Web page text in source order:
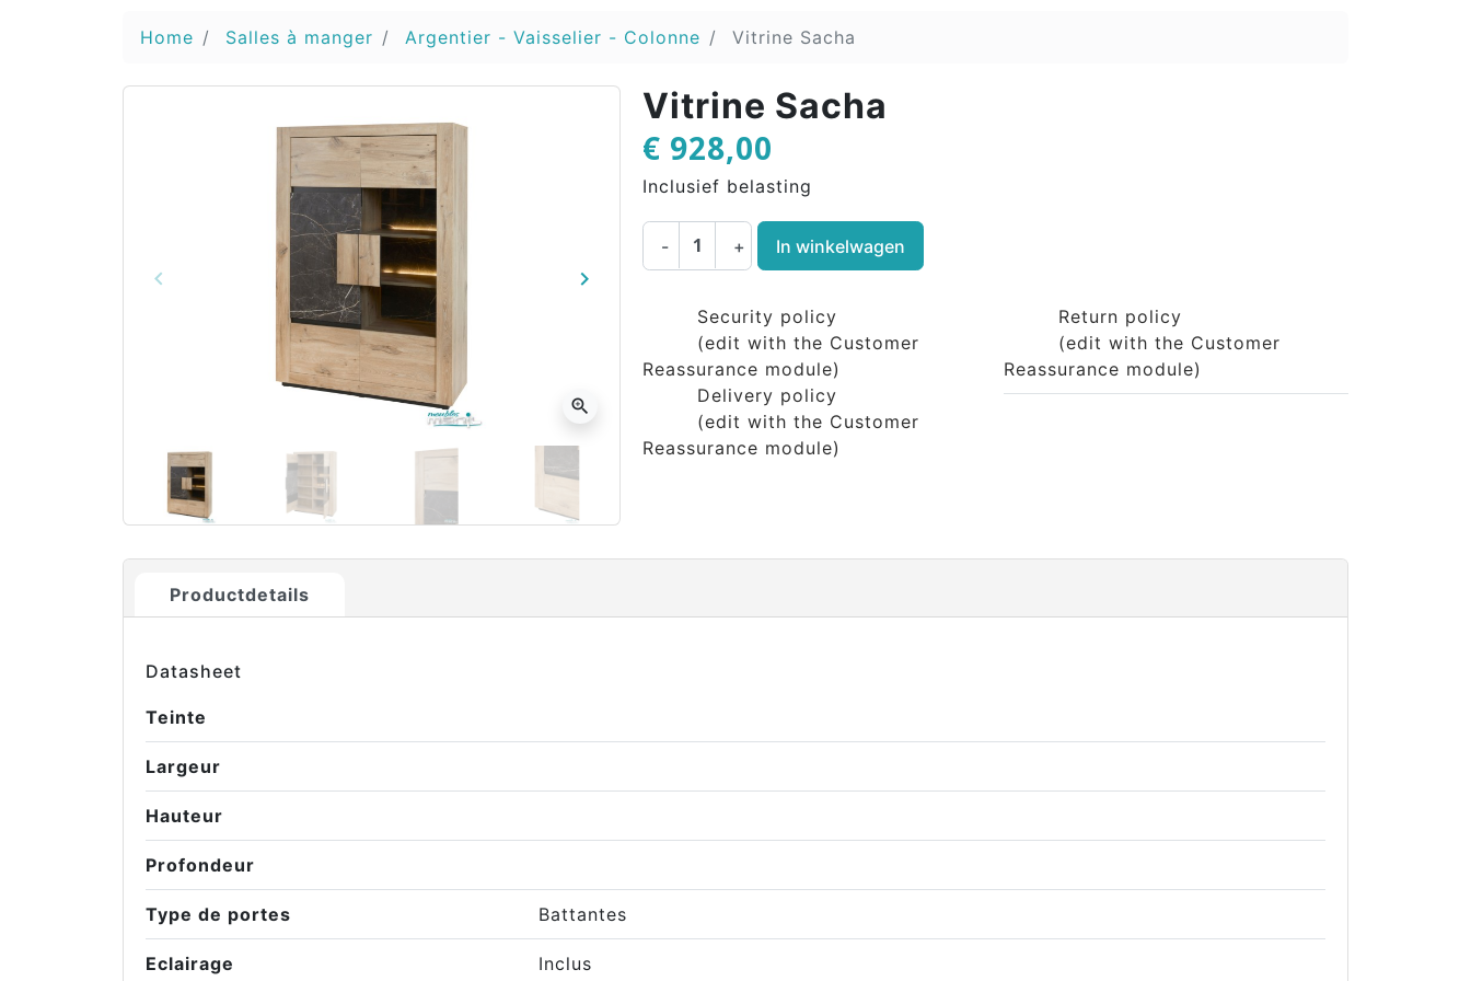
Home Salles à manger Argentier - Vaisselier - Colonne Vitrine Sacha
Vorige
keyboard_arrow_left Volgende
keyboard_arrow_right
zoom_in
Vitrine Sacha
€ 928,00
Inclusief belasting
- + In winkelwagen
Security policy
(edit with the Customer
Reassurance module)
Delivery policy
(edit with the Customer
Reassurance module)
Return policy
(edit with the Customer
Reassurance module)
Productdetails
Datasheet
Teinte
Largeur
Hauteur
Profondeur
Type de portes Battantes
Eclairage Inclus